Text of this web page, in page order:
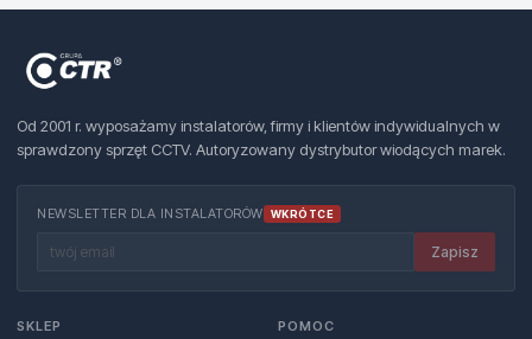
Od 2001 r. wyposażamy instalatorów, firmy i klientów indywidualnych w
sprawdzony sprzęt CCTV. Autoryzowany dystrybutor wiodących marek.
NEWSLETTER DLA INSTALATORÓW WKRÓTCE
Zapisz
SKLEP POMOC